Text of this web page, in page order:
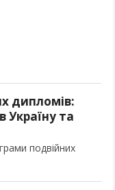
дипломів:
Україну та
подвійних